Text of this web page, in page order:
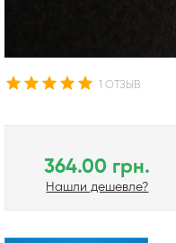
1 ОТЗЫВ
364.00 грн.
Нашли дешевле?